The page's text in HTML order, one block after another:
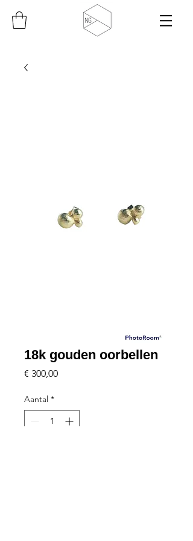
18k gouden oorbellen
€ 300,00Prijs
Aantal *